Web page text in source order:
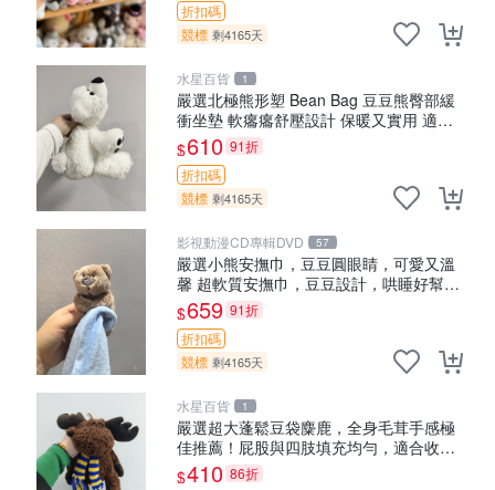
折扣碼
競標 剩4165天
水星百貨 1
嚴選北極熊形塑 Bean Bag 豆豆熊臀部緩
衝坐墊 軟癟癟舒壓設計 保暖又實用 適合
久坐放松 推薦居家使用 RUSS系列 豆豆熊
屁屁坐墊 3D顆粒結構
$610 91折
折扣碼
競標 剩4165天
影視動漫CD專輯DVD 57
嚴選小熊安撫巾，豆豆圓眼睛，可愛又溫
馨 超軟質安撫巾，豆豆設計，哄睡好幫手
約克豆豆眼安撫巾 數碼豆豆眼
$659 91折
折扣碼
競標 剩4165天
水星百貨 1
嚴選超大蓬鬆豆袋麋鹿，全身毛茸手感極
佳推薦！屁股與四肢填充均勻，適合收藏
與孩童共賞。 麋鹿 豆袋 毛茸玩具
$410 86折